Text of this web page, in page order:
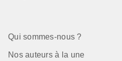
Qui sommes-nous ?
Nos auteurs à la une